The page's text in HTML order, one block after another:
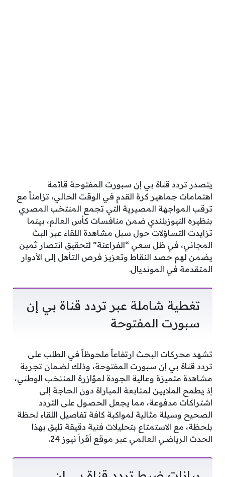
يتصدر تردد قناة بي إن سبورت المفتوحة قائمة
اهتمامات جماهير كرة القدم في الوقت الحالي، تزامناً مع
ترقب المواجهة المصيرية التي تجمع المنتخب المصري
بنظيره النيوزيلندي ضمن منافسات كأس العالم، بينما
تزايدت التساؤلات حول سبل مشاهدة اللقاء عبر البث
المجاني، في ظل سعي “الفراعنة” لتحقيق انتصار ثمين
يضمن لهم حصد النقاط وتعزيز فرص التأهل إلى الأدوار
المتقدمة في المونديال.
تغطية شاملة عبر تردد قناة بي إن
سبورت المفتوحة
تشهد محركات البحث ارتفاعاً ملحوظاً في الطلب على
تردد قناة بي إن سبورت المفتوحة، وذلك لضمان تجربة
مشاهدة متميزة وعالية الجودة لمؤازرة المنتخب الوطني،
إذ يطمح الملايين لمتابعة المباراة دون الحاجة إلى
اشتراكات مدفوعة، مما يجعل الحصول على التردد
الصحيح وسيلة مثالية لمواكبة كافة تفاصيل اللقاء لحظة
بلحظة، مع الاستمتاع بتحليلات فنية دقيقة تليق بهذا
الحدث الرياضي العالمي عبر موقع أقرأ نيوز 24.